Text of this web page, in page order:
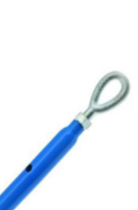
TIPI MAPALI